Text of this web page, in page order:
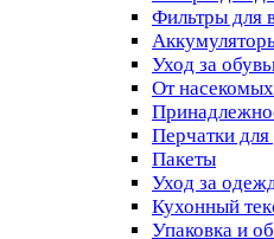
Фильтры для
Уход за
От
Перчатки
Пакеты
Уход за
Кухонный
Упаковка и